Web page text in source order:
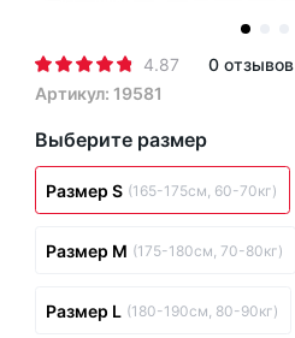
4.87
0 отзывов
Артикул: 19581
Выберите размер
Размер S (165-175см, 60-70кг)
Размер M (175-180см, 70-80кг)
Размер L (180-190см, 80-90кг)